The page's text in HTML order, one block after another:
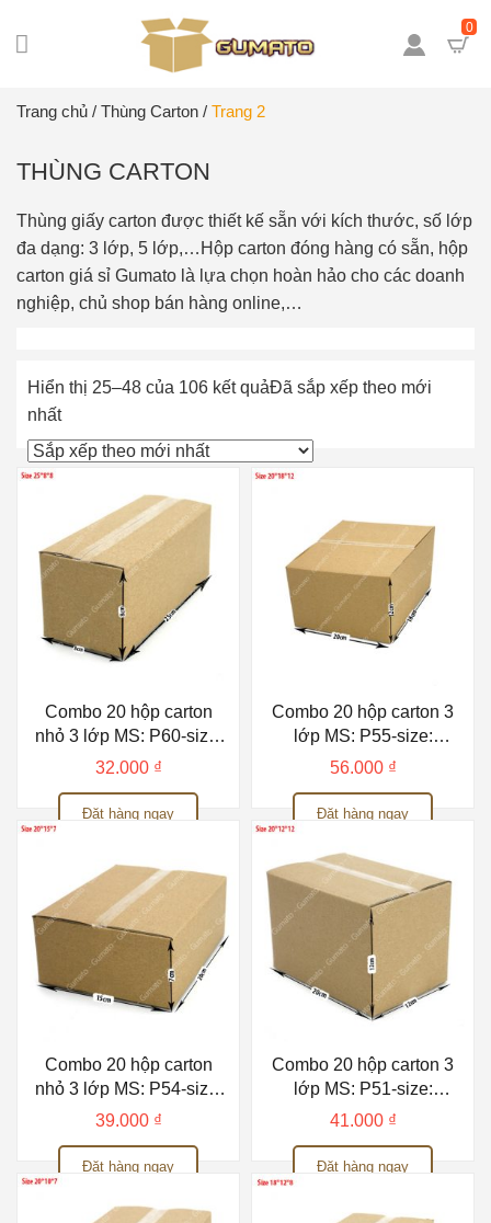
0
Trang chủ / Thùng Carton / Trang 2
THÙNG CARTON
Thùng giấy carton được thiết kế sẵn với kích thước, số lớp
đa dạng: 3 lớp, 5 lớp,…Hộp carton đóng hàng có sẵn, hộp
carton giá sỉ Gumato là lựa chọn hoàn hảo cho các doanh
nghiệp, chủ shop bán hàng online,…
Hiển thị 25–48 của 106 kết quảĐã sắp xếp theo mới
nhất
Combo 20 hộp carton
nhỏ 3 lớp MS: P60-size:
25x8x8 cm
32.000 ₫
Đặt hàng ngay
Combo 20 hộp carton 3
lớp MS: P55-size:
20x18x12 cm
56.000 ₫
Đặt hàng ngay
Combo 20 hộp carton
nhỏ 3 lớp MS: P54-size:
20x15x7 cm
39.000 ₫
Đặt hàng ngay
Combo 20 hộp carton 3
lớp MS: P51-size:
20x12x12 cm
41.000 ₫
Đặt hàng ngay